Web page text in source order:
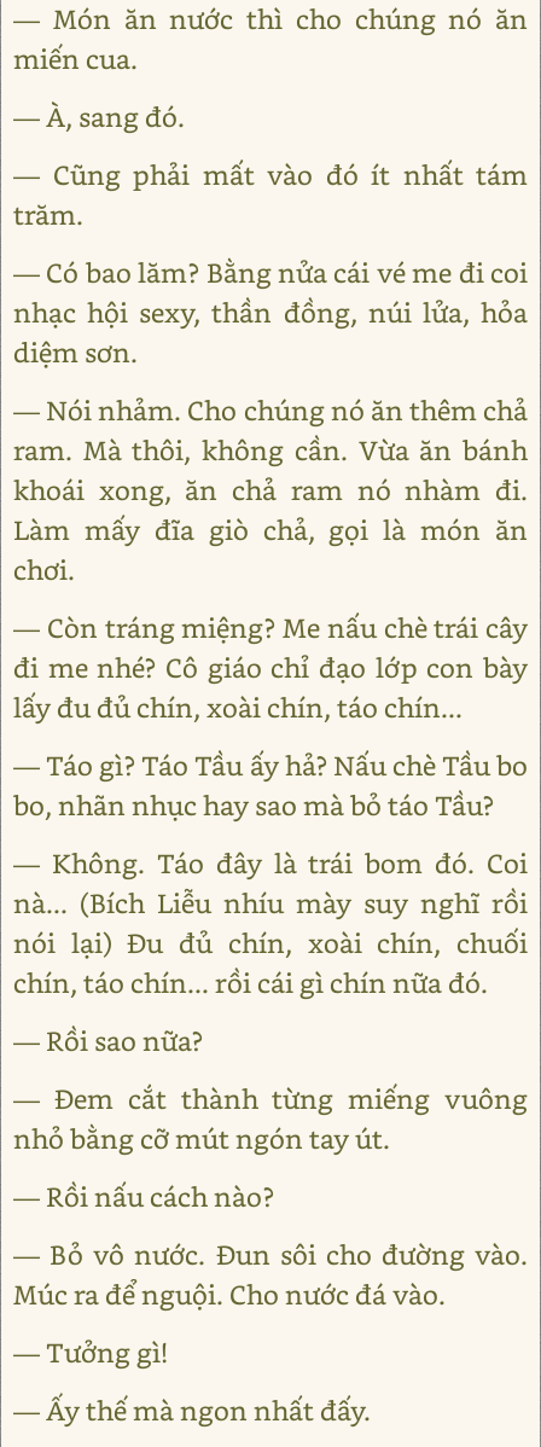
— Món ăn nước thì cho chúng nó ăn
miến cua.
— À, sang đó.
— Cũng phải mất vào đó ít nhất tám
trăm.
— Có bao lăm? Bằng nửa cái vé me đi coi
nhạc hội sexy, thần đồng, núi lửa, hỏa
diệm sơn.
— Nói nhảm. Cho chúng nó ăn thêm chả
ram. Mà thôi, không cần. Vừa ăn bánh
khoái xong, ăn chả ram nó nhàm đi.
Làm mấy đĩa giò chả, gọi là món ăn
chơi.
— Còn tráng miệng? Me nấu chè trái cây
đi me nhé? Cô giáo chỉ đạo lớp con bày
lấy đu đủ chín, xoài chín, táo chín...
— Táo gì? Táo Tầu ấy hả? Nấu chè Tầu bo
bo, nhãn nhục hay sao mà bỏ táo Tầu?
— Không. Táo đây là trái bom đó. Coi
nà... (Bích Liễu nhíu mày suy nghĩ rồi
nói lại) Đu đủ chín, xoài chín, chuối
chín, táo chín... rồi cái gì chín nữa đó.
— Rồi sao nữa?
— Đem cắt thành từng miếng vuông
nhỏ bằng cỡ mút ngón tay út.
— Rồi nấu cách nào?
— Bỏ vô nước. Đun sôi cho đường vào.
Múc ra để nguội. Cho nước đá vào.
— Tưởng gì!
— Ấy thế mà ngon nhất đấy.